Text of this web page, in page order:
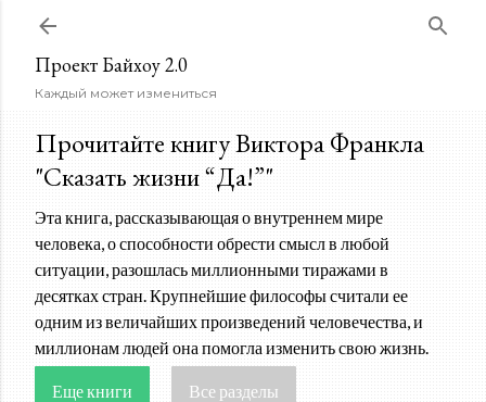
Проект Байхоу 2.0
Каждый может измениться
Прочитайте книгу Виктора Франкла
"Сказать жизни “Да!”"
Эта книга, рассказывающая о внутреннем мире
человека, о способности обрести смысл в любой
ситуации, разошлась миллионными тиражами в
десятках стран. Крупнейшие философы считали ее
одним из величайших произведений человечества, и
миллионам людей она помогла изменить свою жизнь.
Еще книги Все разделы